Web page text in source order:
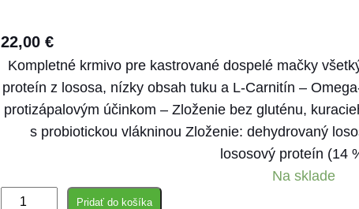
22,00 €
Kompletné krmivo pre kastrované dospelé mačky
proteín z lososa, nízky obsah tuku a L-Carnitín –
protizápalovým účinkom – Zloženie bez gluténu,
s probiotickou vlákninou Zloženie: dehydrovaný
lososový proteín (14
Na sklade
Pridať do košíka